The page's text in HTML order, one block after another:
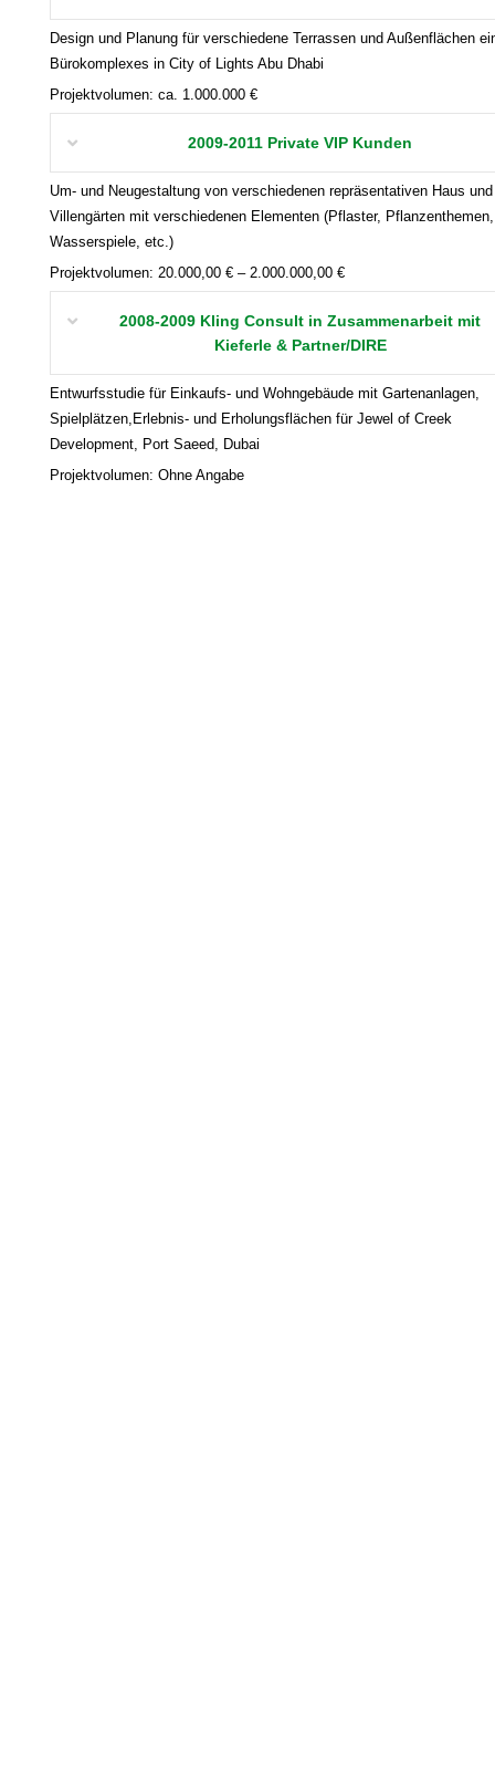
Design und Planung für verschiedene Terrassen und Außenflächen
Bürokomplexes in City of Lights Abu Dhabi
Projektvolumen: ca. 1.000.000 €
2009-2011 Private VIP Kunden
Um- und Neugestaltung von verschiedenen repräsentativen Haus und
Villengärten mit verschiedenen Elementen (Pflaster, Pflanzenthemen,
Wasserspiele, etc.)
Projektvolumen: 20.000,00 € – 2.000.000,00 €
2008-2009 Kling Consult in Zusammenarbeit mit
Kieferle & Partner/DIRE
Entwurfsstudie für Einkaufs- und Wohngebäude mit Gartenanlagen,
Spielplätzen,Erlebnis- und Erholungsflächen für Jewel of Creek
Development, Port Saeed, Dubai
Projektvolumen: Ohne Angabe